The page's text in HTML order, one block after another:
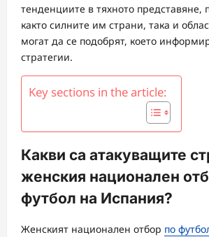
тенденциите в тяхното представяне,
както силните им страни, така и
могат да се подобрят, което
стратегии.
Key sections in the article:
Какви са атакуващите
женския национален
футбол на Испания?
Женският национален отбор по